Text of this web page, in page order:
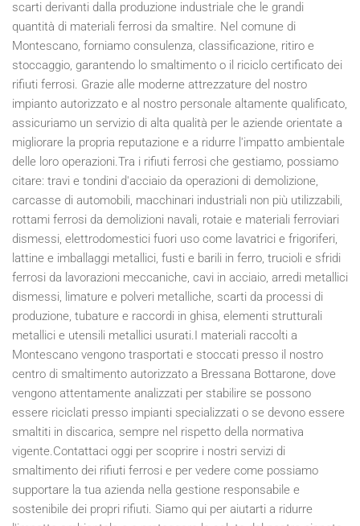
scarti derivanti dalla produzione industriale che le grandi
quantità di materiali ferrosi da smaltire. Nel comune di
Montescano, forniamo consulenza, classificazione, ritiro e
stoccaggio, garantendo lo smaltimento o il riciclo certificato dei
rifiuti ferrosi. Grazie alle moderne attrezzature del nostro
impianto autorizzato e al nostro personale altamente qualificato,
assicuriamo un servizio di alta qualità per le aziende orientate a
migliorare la propria reputazione e a ridurre l'impatto ambientale
delle loro operazioni.Tra i rifiuti ferrosi che gestiamo, possiamo
citare: travi e tondini d'acciaio da operazioni di demolizione,
carcasse di automobili, macchinari industriali non più utilizzabili,
rottami ferrosi da demolizioni navali, rotaie e materiali ferroviari
dismessi, elettrodomestici fuori uso come lavatrici e frigoriferi,
lattine e imballaggi metallici, fusti e barili in ferro, trucioli e sfridi
ferrosi da lavorazioni meccaniche, cavi in acciaio, arredi metallici
dismessi, limature e polveri metalliche, scarti da processi di
produzione, tubature e raccordi in ghisa, elementi strutturali
metallici e utensili metallici usurati.I materiali raccolti a
Montescano vengono trasportati e stoccati presso il nostro
centro di smaltimento autorizzato a Bressana Bottarone, dove
vengono attentamente analizzati per stabilire se possono
essere riciclati presso impianti specializzati o se devono essere
smaltiti in discarica, sempre nel rispetto della normativa
vigente.Contattaci oggi per scoprire i nostri servizi di
smaltimento dei rifiuti ferrosi e per vedere come possiamo
supportare la tua azienda nella gestione responsabile e
sostenibile dei propri rifiuti. Siamo qui per aiutarti a ridurre